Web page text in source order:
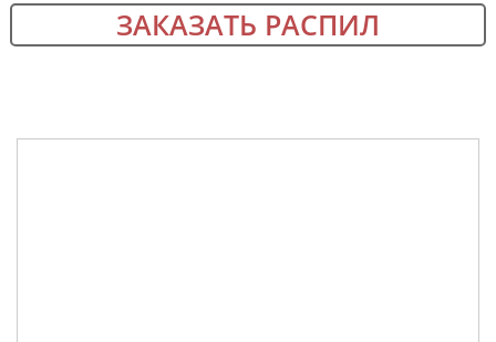
ЗАКАЗАТЬ РАСПИЛ